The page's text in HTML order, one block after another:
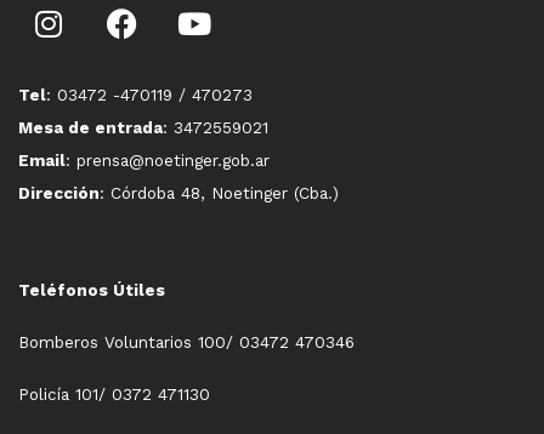
Tel: 03472 -470119 / 470273
Mesa de entrada: 3472559021
Email: prensa@noetinger.gob.ar
Dirección: Córdoba 48, Noetinger (Cba.)
Teléfonos Útiles
Bomberos Voluntarios 100/ 03472 470346
Policía 101/ 0372 471130